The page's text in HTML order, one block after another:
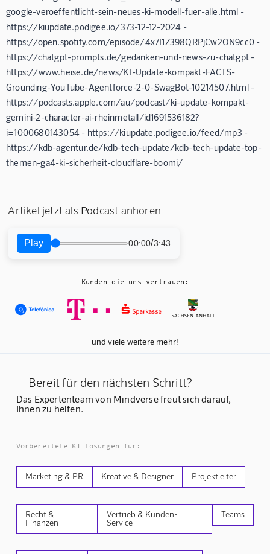
google-veroeffentlicht-sein-neues-ki-modell-fuer-alle.html -
https://kiupdate.podigee.io/373-12-12-2024 -
https://open.spotify.com/episode/4x7I1Z398QRPjCw2ON9cc0 -
https://chatgpt-prompts.de/gedanken-und-news-zu-chatgpt -
https://www.heise.de/news/KI-Update-kompakt-FACTS-
Grounding-YouTube-Agentforce-2-0-SwagBot-10214507.html -
https://podcasts.apple.com/au/podcast/ki-update-kompakt-
gemini-2-character-ai-rheinmetall/id1691536182?
i=1000680143054 - https://kiupdate.podigee.io/feed/mp3 -
https://kdb-agentur.de/kdb-tech-update/kdb-tech-update-top-
themen-ga4-ki-sicherheit-cloudflare-boomi/
Artikel jetzt als Podcast anhören
Play 00:00/3:43
Kunden die uns vertrauen:
und viele weitere mehr!
Bereit für den nächsten Schritt?
Das Expertenteam von Mindverse freut sich darauf,
Ihnen zu helfen.
Vorbereitete KI Lösungen für:
Marketing & PR Kreative & Designer Projektleiter
Recht &
Finanzen
Vertrieb & Kunden-
Service
Teams